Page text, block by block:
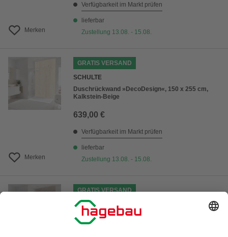
Merken
Verfügbarkeit im Markt prüfen
lieferbar
Zustellung 13.08. - 15.08.
Merken
GRATIS VERSAND
SCHULTE
Duschrückwand »DecoDesign«, 150 x 255 cm,
Kalkstein-Beige
639,00 €
Verfügbarkeit im Markt prüfen
lieferbar
Zustellung 13.08. - 15.08.
GRATIS VERSAND
SCHULTE
Duschrückwand »DecoDesign«, BxH: 150 x 255
cm, Aluminium/Polyethylen